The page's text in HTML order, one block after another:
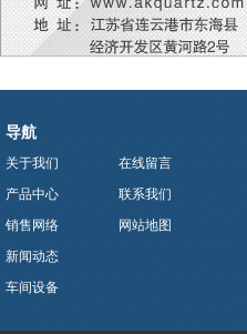
导航
关于我们
在线留言
产品中心
联系我们
销售网络
网站地图
新闻动态
车间设备